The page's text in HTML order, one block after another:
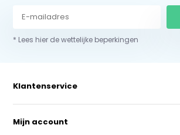
* Lees hier de wettelijke beperkingen
Klantenservice
Mijn account